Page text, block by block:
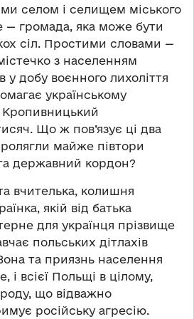
селом і селищем міського
— громада, яка може бути
сіл. Простими словами —
з населенням
у добу воєнного лихоліття
українському
Що ж пов’язує ці два
майже півтори
державний кордон?
вчителька, колишня
якій від батька
для українця прізвище
польських дітлахів
та приязнь населення
і всієї Польщі в цілому,
що відважно
російську агресію.